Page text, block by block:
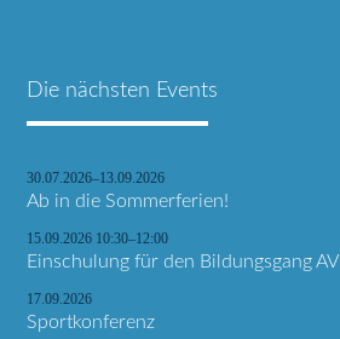
Die nächsten Events
30.07.2026–13.09.2026
Ab in die Sommerferien!
15.09.2026 10:30–12:00
Einschulung für den Bildungsgang AV
17.09.2026
Sportkonferenz